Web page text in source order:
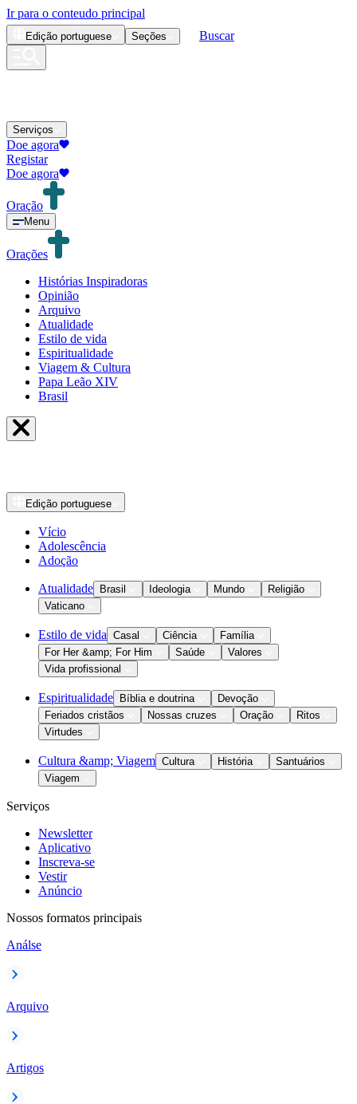
Ir para o conteudo principal
Edição portuguese Seções Buscar
Serviços
Doe agora
Registar
Doe agora
Oração
Menu
Orações
Histórias Inspiradoras
Opinião
Arquivo
Atualidade
Estilo de vida
Espiritualidade
Viagem & Cultura
Papa Leão XIV
Brasil
Edição portuguese
Vício
Adolescência
Adoção
Atualidade Brasil Ideologia Mundo
Religião
Vaticano
Estilo de vida Casal Ciência
Família
For Her &amp; For Him
Saúde
Valores
Vida profissional
Espiritualidade Bíblia e doutrina
Devoção
Feriados cristãos
Nossas cruzes Oração
Ritos
Virtudes
Cultura &amp; Viagem Cultura História
Santuários
Viagem
Serviços
Newsletter
Aplicativo
Inscreva-se
Vestir
Anúncio
Nossos formatos principais
Análse
Arquivo
Artigos